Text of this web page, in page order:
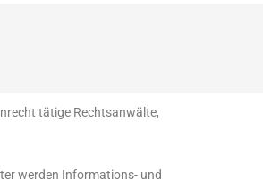
tätige Rechtsanwälte,
werden Informations- und